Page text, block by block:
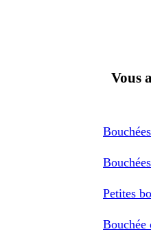
Vous
Petites
Bouchée